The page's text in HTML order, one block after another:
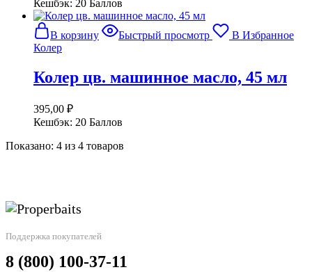
Кешбэк: 20 Баллов
В корзину Быстрый просмотр
В Избранное
Колер
Колер цв. машинное масло, 45 мл
395,00 ₽
Кешбэк: 20 Баллов
Показано: 4 из 4 товаров
Поддержка покупателей
8 (800) 100-37-11